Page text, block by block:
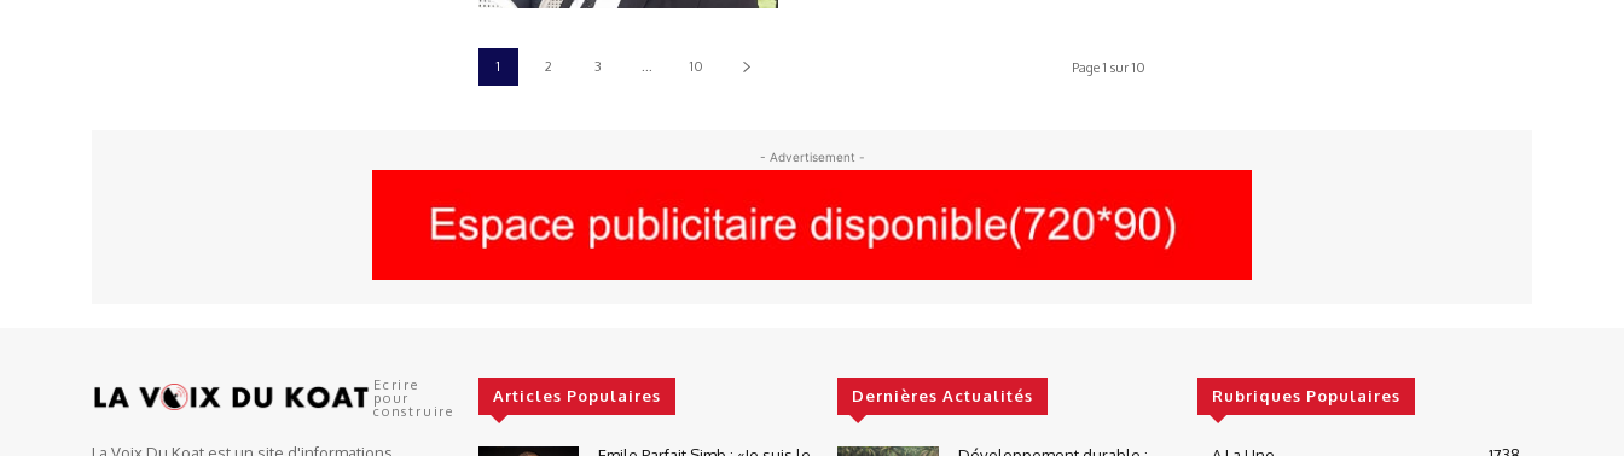
1 2 3 10 Page 1 sur 10
- Advertisement -
Ecrire
pour
construire
La Voix Du Koat est un site d'informations
Articles Populaires Dernières Actualités Rubriques Populaires